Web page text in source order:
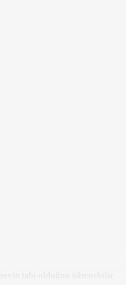
tabi olduğnu öğrenebilir